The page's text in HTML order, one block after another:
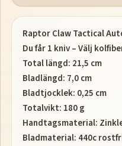
Raptor Claw Tactical
Du får 1 kniv – Välj
Total längd: 21,5 cm
Bladlängd: 7,0 cm
Bladtjocklek: 0,25 cm
Totalvikt: 180 g
Handtagsmaterial:
Bladmaterial: 440c